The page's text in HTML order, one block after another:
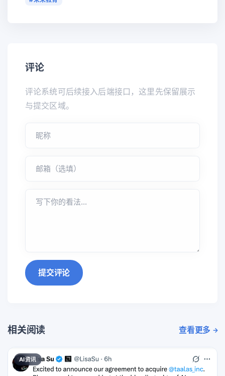
评论
评论系统可后续接入后端接口，这里先保留展示
与提交区域。
提交评论
相关阅读 查看更多
AI资讯